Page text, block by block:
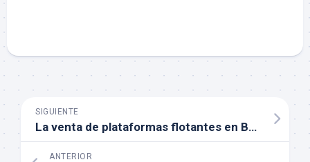
SIGUIENTE
La venta de plataformas flotantes en Barcelona
ANTERIOR